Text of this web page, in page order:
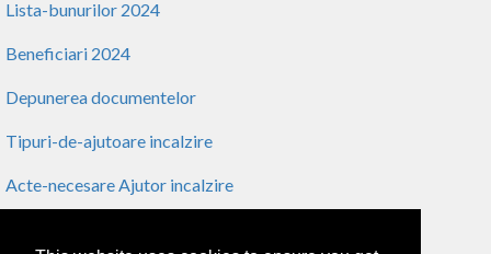
Lista-bunurilor 2024
Beneficiari 2024
Depunerea documentelor
Tipuri-de-ajutoare incalzire
Acte-necesare Ajutor incalzire